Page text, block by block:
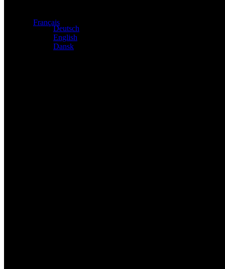
Français
Deutsch
English
Dansk